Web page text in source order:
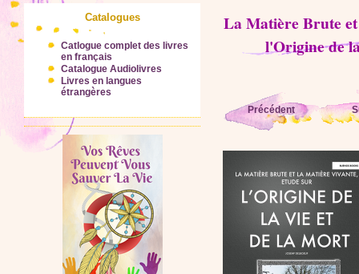
Catalogues
Catlogue complet des livres
en français
Catalogue Audiolivres
Livres en langues
étrangères
La Matière Brute
l'Origine de
Précédent